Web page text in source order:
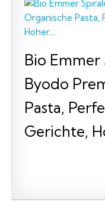
Bio
Byodo
Pasta,
Gerichte,